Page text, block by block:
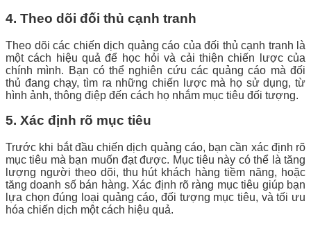
4. Theo dõi đối thủ cạnh tranh
Theo dõi các chiến dịch quảng cáo của đối thủ cạnh tranh là
một cách hiệu quả để học hỏi và cải thiện chiến lược của
chính mình. Bạn có thể nghiên cứu các quảng cáo mà đối
thủ đang chạy, tìm ra những chiến lược mà họ sử dụng, từ
hình ảnh, thông điệp đến cách họ nhắm mục tiêu đối tượng.
5. Xác định rõ mục tiêu
Trước khi bắt đầu chiến dịch quảng cáo, bạn cần xác định rõ
mục tiêu mà bạn muốn đạt được. Mục tiêu này có thể là tăng
lượng người theo dõi, thu hút khách hàng tiềm năng, hoặc
tăng doanh số bán hàng. Xác định rõ ràng mục tiêu giúp bạn
lựa chọn đúng loại quảng cáo, đối tượng mục tiêu, và tối ưu
hóa chiến dịch một cách hiệu quả.